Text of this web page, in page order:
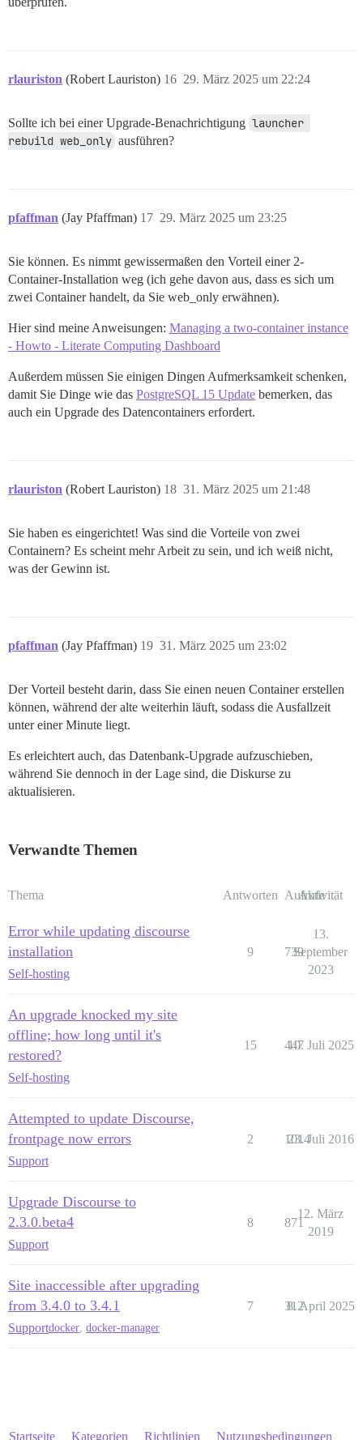
rlauriston (Robert Lauriston) 29. März 2025 um 22:24
16
Sollte ich bei einer Upgrade-Benachrichtigung launcher
rebuild web_only ausführen?
pfaffman (Jay Pfaffman) 29. März 2025 um 23:25
17
Sie können. Es nimmt gewissermaßen den Vorteil einer 2-
Container-Installation weg (ich gehe davon aus, dass es sich um
zwei Container handelt, da Sie web_only erwähnen).
Hier sind meine Anweisungen: Managing a two-container instance
- Howto - Literate Computing Dashboard
Außerdem müssen Sie einigen Dingen Aufmerksamkeit schenken,
damit Sie Dinge wie das PostgreSQL 15 Update bemerken, das
auch ein Upgrade des Datencontainers erfordert.
rlauriston (Robert Lauriston) 31. März 2025 um 21:48
18
Sie haben es eingerichtet! Was sind die Vorteile von zwei
Containern? Es scheint mehr Arbeit zu sein, und ich weiß nicht,
was der Gewinn ist.
pfaffman (Jay Pfaffman) 31. März 2025 um 23:02
19
Der Vorteil besteht darin, dass Sie einen neuen Container erstellen
können, während der alte weiterhin läuft, sodass die Ausfallzeit
unter einer Minute liegt.
Es erleichtert auch, das Datenbank-Upgrade aufzuschieben,
während Sie dennoch in der Lage sind, die Diskurse zu
aktualisieren.
Verwandte Themen
Thema Antworten Aufrufe
Aktivität
Error while updating discourse
installation
Self-hosting
9 739
13.
September
2023
An upgrade knocked my site
offline; how long until it's
restored?
Self-hosting
15 447
10. Juli 2025
Attempted to update Discourse,
frontpage now errors
Support
2 1014
23. Juli 2016
Upgrade Discourse to
2.3.0.beta4
Support
8 871
12. März
2019
Site inaccessible after upgrading
from 3.4.0 to 3.4.1
Supportdocker, docker-manager
7 312
8. April 2025
Startseite Kategorien Richtlinien Nutzungsbedingungen